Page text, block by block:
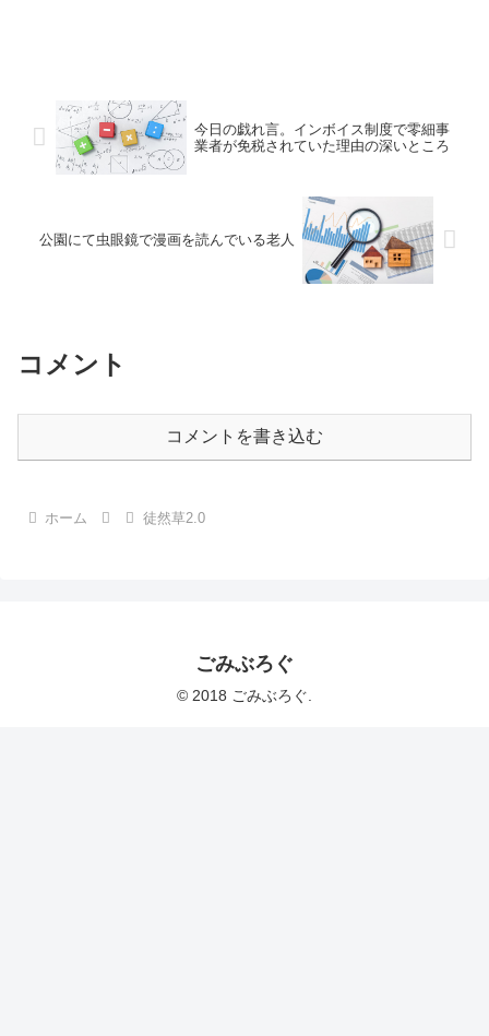
今日の戯れ言。インボイス制度で零細事
業者が免税されていた理由の深いところ
公園にて虫眼鏡で漫画を読んでいる老人
コメント
コメントを書き込む
ホーム 徒然草2.0
ごみぶろぐ
© 2018 ごみぶろぐ.